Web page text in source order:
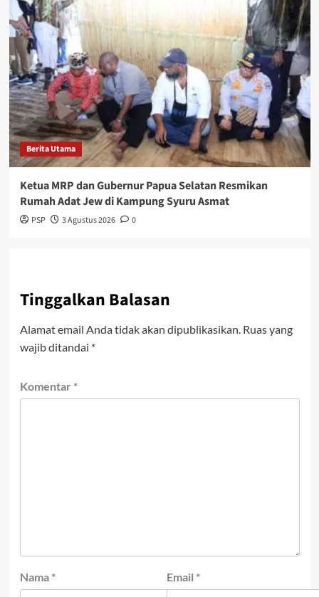
Berita Utama
Ketua MRP dan Gubernur Papua Selatan Resmikan
Rumah Adat Jew di Kampung Syuru Asmat
PSP 3 Agustus 2026 0
Tinggalkan Balasan
Alamat email Anda tidak akan dipublikasikan. Ruas yang
wajib ditandai *
Komentar *
Nama * Email *